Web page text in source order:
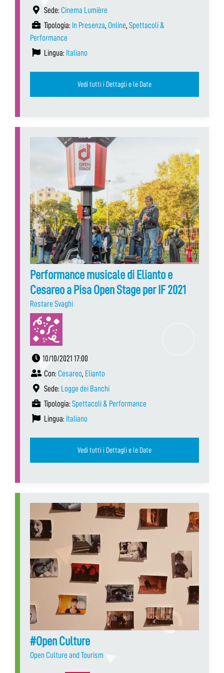
Sede: Cinema Lumière
Tipologia: In Presenza, Online, Spettacoli &
Performance
Lingua: Italiano
Vedi tutti i Dettagli e le Date
Performance musicale di Elianto e
Cesareo a Pisa Open Stage per IF 2021
Restare Svaghi
10/10/2021 17:00
Con: Cesareo, Elianto
Sede: Logge dei Banchi
Tipologia: Spettacoli & Performance
Lingua: Italiano
Vedi tutti i Dettagli e le Date
#Open Culture
Open Culture and Tourism